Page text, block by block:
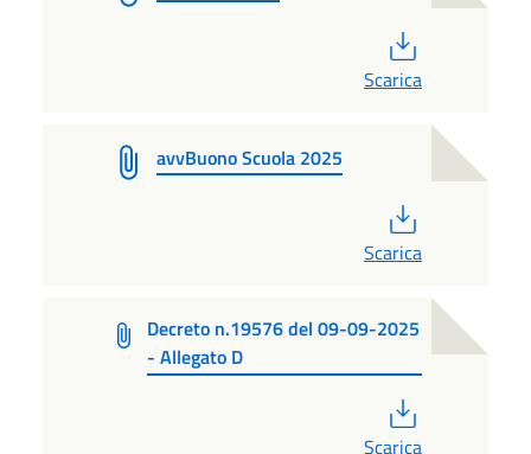
Scarica
avvBuono Scuola 2025
Scarica
Decreto n.19576 del 09-09-2025
- Allegato D
Scarica